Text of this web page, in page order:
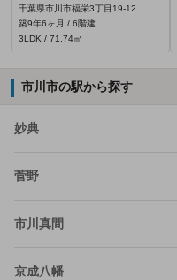
千葉県市川市福栄3丁目19-12
築9年6ヶ月 / 6階建
3LDK / 71.74㎡
市川市の駅から探す
妙典
菅野
市川真間
京成八幡